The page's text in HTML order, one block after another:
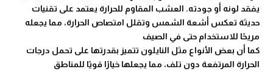
يفقد لونه أو جودته. العشب المقاوم للحرارة يعتمد على تقنيات
حديثة تعكس أشعة الشمس وتقلل امتصاص الحرارة، مما يجعله
مريحًا للاستخدام حتى في الصيف
كما أن بعض الأنواع مثل النايلون تتميز بقدرتها على تحمل درجات
الحرارة المرتفعة دون تلف، مما يجعلها خيارًا قويًا للمناطق